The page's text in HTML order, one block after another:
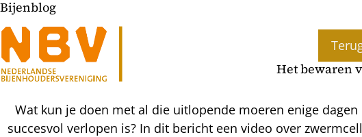
Bijenblog
Het bewaren
Wat kun je doen met al die uitlopende moeren enige
succesvol verlopen is? In dit bericht een video over